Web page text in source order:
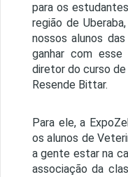
para os
região de
nossos alunos
ganhar com
diretor do curso de
Resende Bittar.
Para ele, a
os alunos de
a gente estar na
associação da